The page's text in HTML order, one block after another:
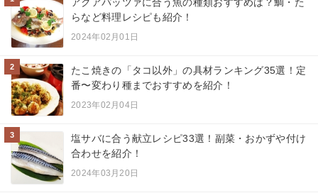
らなど料理レシピも紹介！
2024年02月01日
2
たこ焼きの「タコ以外」の具材ランキング35選！定
番〜変わり種までおすすめを紹介！
2023年02月04日
3
塩サバに合う献立レシピ33選！副菜・おかずや付け
合わせを紹介！
2024年03月20日